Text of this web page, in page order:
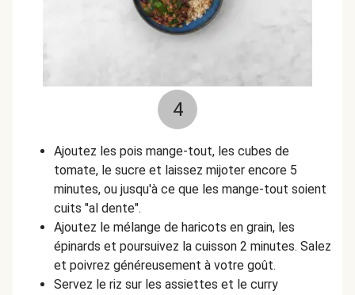
4
Ajoutez les pois mange-tout, les cubes de
tomate, le sucre et laissez mijoter encore 5
minutes, ou jusqu'à ce que les mange-tout soient
cuits "al dente".
Ajoutez le mélange de haricots en grain, les
épinards et poursuivez la cuisson 2 minutes. Salez
et poivrez généreusement à votre goût.
Servez le riz sur les assiettes et le curry